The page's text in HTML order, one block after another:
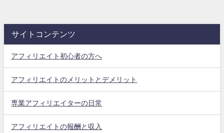
サイトコンテンツ
アフィリエイト初心者の方へ
アフィリエイトのメリットとデメリット
専業アフィリエイターの日常
アフィリエイトの報酬と収入